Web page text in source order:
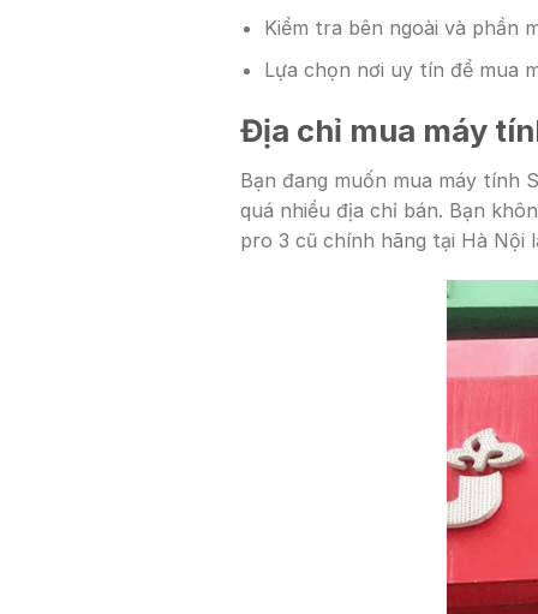
Kiểm tra bên ngoài và phần
Lựa chọn nơi uy tín để mua
Địa chỉ mua máy
Bạn đang muốn mua máy tính
quá nhiều địa chỉ bán. Bạn
pro 3 cũ chính hãng tại Hà Nội